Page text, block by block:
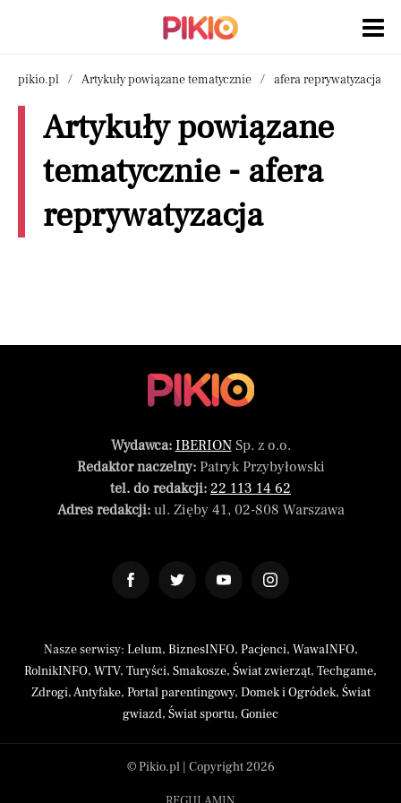
pikio.pl Artykuły powiązane tematycznie afera reprywatyzacja
Artykuły powiązane
tematycznie - afera
reprywatyzacja
Wydawca: IBERIONSp. z o.o.
Redaktor naczelny:Patryk Przybyłowski
tel. do redakcji: 22 113 14 62
Adres redakcji:ul. Zięby 41, 02-808 Warszawa
Nasze serwisy: Lelum, BiznesINFO, Pacjenci, WawaINFO,
RolnikINFO, WTV, Turyści, Smakosze, Świat zwierząt, Techgame,
Zdrogi,Antyfake, Portal parentingowy, Domek i Ogródek, Świat
gwiazd, Świat sportu, Goniec
© Pikio.pl | Copyright 2026